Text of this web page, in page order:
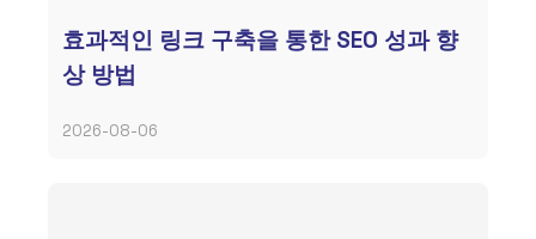
효과적인 링크 구축을 통한 SEO 성과 향
상 방법
2026-08-06